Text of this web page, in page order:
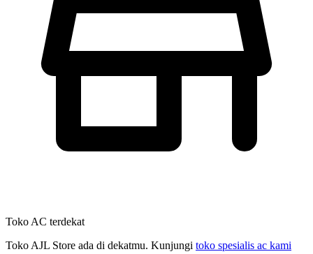
Toko AC terdekat
Toko AJL Store ada di dekatmu. Kunjungi toko spesialis ac kami